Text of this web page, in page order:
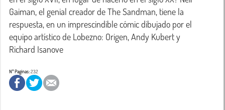
Gaiman, el genial creador de The Sandman, tiene la
respuesta, en un imprescindible cómic dibujado por el
equipo artístico de Lobezno: Origen, Andy Kubert y
Richard Isanove
Nº Paginas:232